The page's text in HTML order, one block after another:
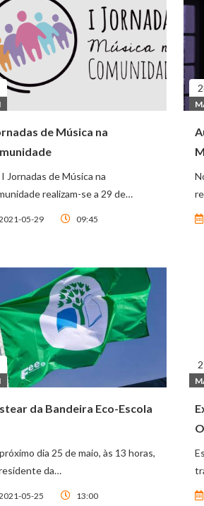
de Música na
Jornadas de Música na
realizam-se a 29 de…
05-29 09:45
da Bandeira Eco-Escola
dia 25 de maio, às 13 horas,
da…
05-25 13:00